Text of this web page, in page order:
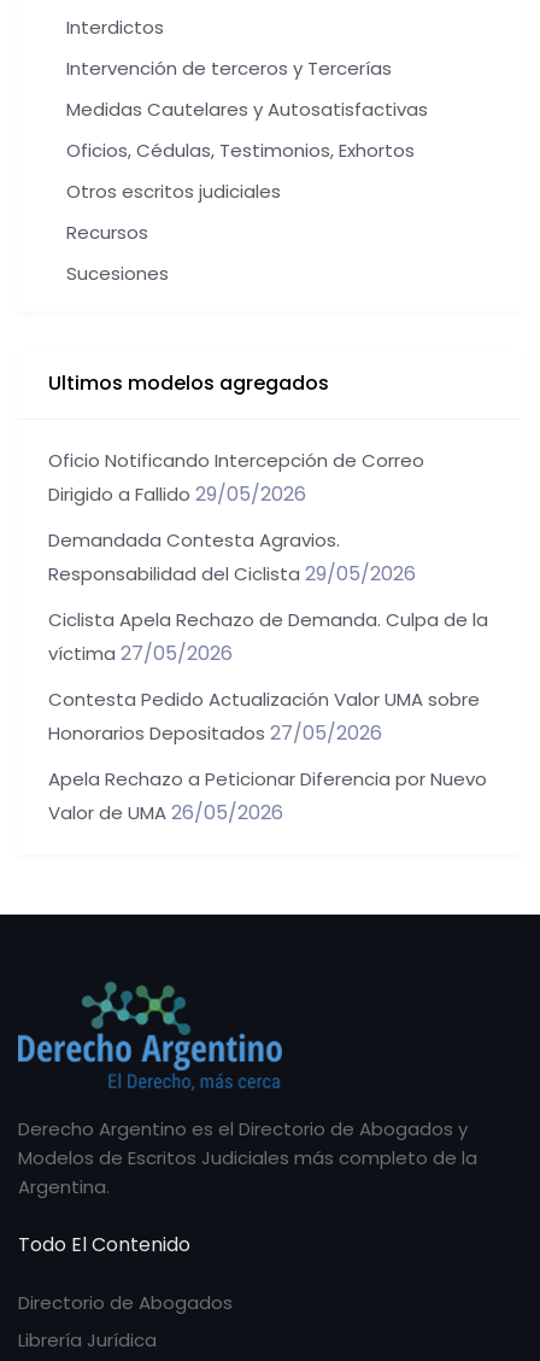
Interdictos
Intervención de terceros y Tercerías
Medidas Cautelares y Autosatisfactivas
Oficios, Cédulas, Testimonios, Exhortos
Otros escritos judiciales
Recursos
Sucesiones
Ultimos modelos agregados
Oficio Notificando Intercepción de Correo
Dirigido a Fallido 29/05/2026
Demandada Contesta Agravios.
Responsabilidad del Ciclista 29/05/2026
Ciclista Apela Rechazo de Demanda. Culpa de la
víctima 27/05/2026
Contesta Pedido Actualización Valor UMA sobre
Honorarios Depositados 27/05/2026
Apela Rechazo a Peticionar Diferencia por Nuevo
Valor de UMA26/05/2026
Derecho Argentino es el Directorio de Abogados y
Modelos de Escritos Judiciales más completo de la
Argentina.
Todo El Contenido
Directorio de Abogados
Librería Jurídica